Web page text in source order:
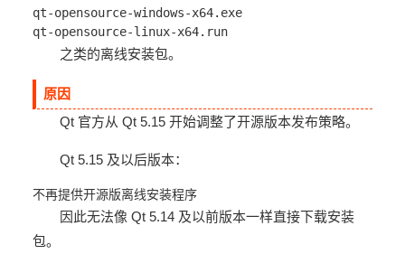
qt-opensource-windows-x64.exe
qt-opensource-linux-x64.run
之类的离线安装包。
原因
Qt 官方从 Qt 5.15 开始调整了开源版本发布策略。
Qt 5.15 及以后版本：
不再提供开源版离线安装程序
因此无法像 Qt 5.14 及以前版本一样直接下载安装
包。